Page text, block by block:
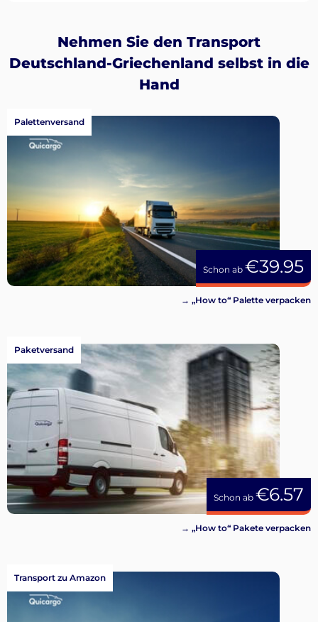
Nehmen Sie den Transport
Deutschland-Griechenland selbst in die
Hand
Schon ab €39.95
Palettenversand
→ „How to“ Palette verpacken
Schon ab €6.57
Paketversand
→ „How to“ Pakete verpacken
Transport zu Amazon